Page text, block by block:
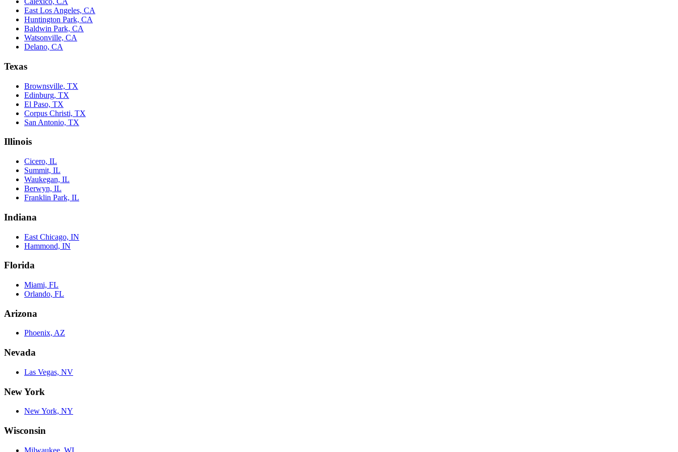
East Los Angeles, CA
Huntington Park, CA
Baldwin Park, CA
Watsonville, CA
Delano, CA
Texas
Brownsville, TX
Edinburg, TX
El Paso, TX
Corpus Christi, TX
San Antonio, TX
Illinois
Cicero, IL
Summit, IL
Waukegan, IL
Berwyn, IL
Franklin Park, IL
Indiana
East Chicago, IN
Hammond, IN
Florida
Miami, FL
Orlando, FL
Arizona
Phoenix, AZ
Nevada
Las Vegas, NV
New York
New York, NY
Wisconsin
Milwaukee, WI